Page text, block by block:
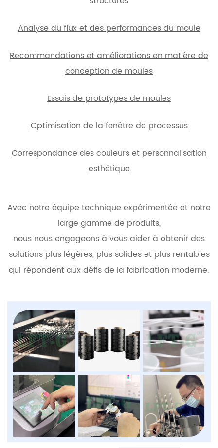
Analyse du flux et des performances du moule
Recommandations et améliorations en matière de
conception de moules
Essais de prototypes de moules
Optimisation de la fenêtre de processus
Correspondance des couleurs et personnalisation
esthétique
Avec notre équipe technique expérimentée et notre
large gamme de produits,
nous nous engageons à vous aider à obtenir des
solutions plus légères, plus solides et plus rentables
qui répondent aux défis de la fabrication moderne.